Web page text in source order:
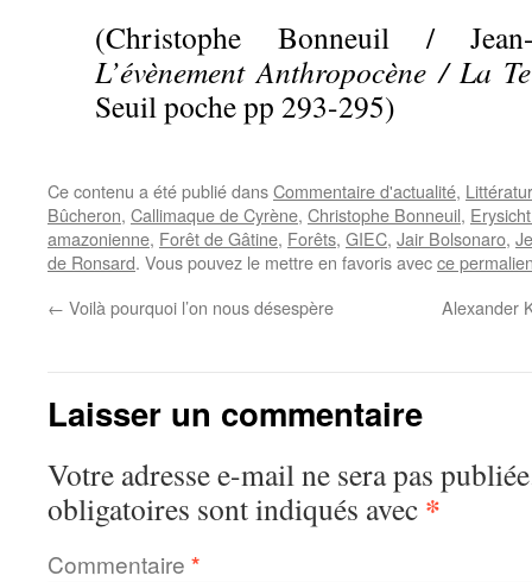
(Christophe Bonneuil /
L’évènement Anthropocène / La
Seuil poche pp 293-295)
Ce contenu a été publié dansCommentaire d'actualité,
Bûcheron, Callimaque de Cyrène, Christophe Bonneuil,
amazonienne, Forêt de Gâtine, Forêts, GIEC, Jair Bolsonaro,
de Ronsard. Vous pouvez le mettre en favoris avecce
← Voilà pourquoi l’on nous désespère Alexander
Laisser un commentaire
Votre adresse e-mail ne sera pas
obligatoires sont indiqués avec *
Commentaire *